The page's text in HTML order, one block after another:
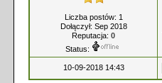
Liczba postów: 1
Dołączył: Sep 2018
Reputacja: 0
Status:
10-09-2018 14:43